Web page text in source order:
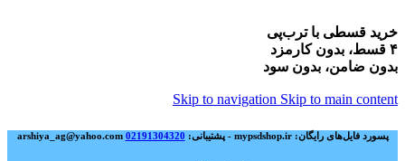
خرید قسطی با ترب‌پی
۴ قسط، بدون کارمزد
بدون ضامن، بدون سود
Skip to navigation Skip to main content
پسورد فایل‌های رایگان: mypsdshop.ir - پشتیبانی: arshiya_ag@yahoo.com 02191304320